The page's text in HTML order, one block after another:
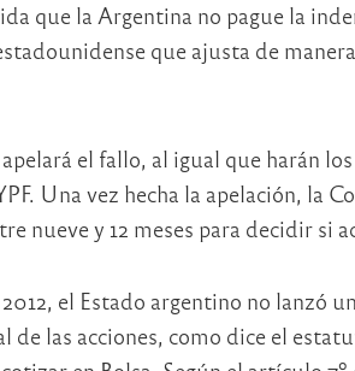
que la Argentina no pague la
que ajusta de
el fallo, al igual que harán
Una vez hecha la apelación, la
nueve y 12 meses para decidir si
el Estado argentino no lanzó
las acciones, como dice el